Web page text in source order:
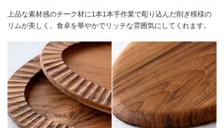
上品な素材感のチーク材に1本1本手作業で彫り込んだ削ぎ模様の
リムが美しく、食卓を華やかでリッチな雰囲気にしてくれます。